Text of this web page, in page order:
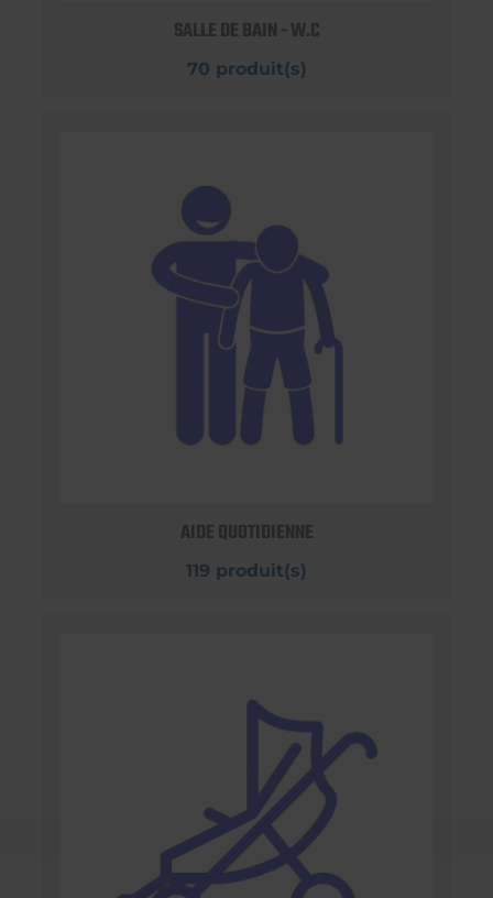
SALLE DE BAIN - W.C
70 produit(s)
AIDE QUOTIDIENNE
119 produit(s)